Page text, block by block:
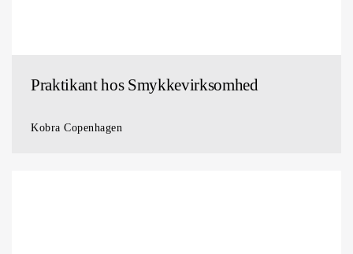
Praktikant hos Smykkevirksomhed
Kobra Copenhagen